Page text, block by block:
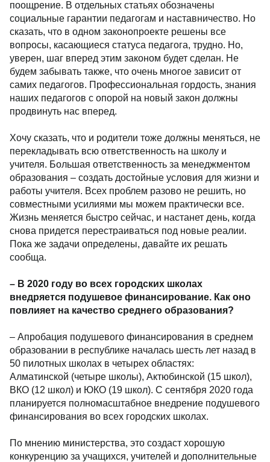
поощрение. В отдельных статьях обозначены
социальные гарантии педагогам и наставничество. Но
сказать, что в одном законопроекте решены все
вопросы, касающиеся статуса педагога, трудно. Но,
уверен, шаг вперед этим законом будет сделан. Не
будем забывать также, что очень многое зависит от
самих педагогов. Профессиональная гордость, знания
наших педагогов с опорой на новый закон должны
продвинуть нас вперед.
Хочу сказать, что и родители тоже должны меняться, не
перекладывать всю ответственность на школу и
учителя. Большая ответственность за менеджментом
образования – создать достойные условия для жизни и
работы учителя. Всех проблем разово не решить, но
совместными усилиями мы можем практически все.
Жизнь меняется быстро сейчас, и настанет день, когда
снова придется перестраиваться под новые реалии.
Пока же задачи определены, давайте их решать
сообща.
– В 2020 году во всех городских школах
внедряется подушевое финансирование. Как оно
повлияет на качество среднего образования?
– Апробация подушевого финансирования в среднем
образовании в республике началась шесть лет назад в
50 пилотных школах в четырех областях:
Алматинской (четыре школы), Актюбинской (15 школ),
ВКО (12 школ) и ЮКО (19 школ). С сентября 2020 года
планируется полномасштабное внедрение подушевого
финансирования во всех городских школах.
По мнению министерства, это создаст хорошую
конкуренцию за учащихся, учителей и дополнительные